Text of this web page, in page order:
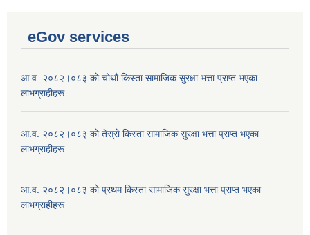
eGov services
आ.व. २०८२।०८३ काे चोथाै‌ किस्ता सामाजिक सुरक्षा भत्ता प्राप्त भएका
लाभग्राहीहरू
आ.व. २०८२।०८३ काे तेस्राे किस्ता सामाजिक सुरक्षा भत्ता प्राप्त भएका
लाभग्राहीहरू
आ.व. २०८२।०८३ काे प्रथम किस्ता सामाजिक सुरक्षा भत्ता प्राप्त भएका
लाभग्राहीहरू